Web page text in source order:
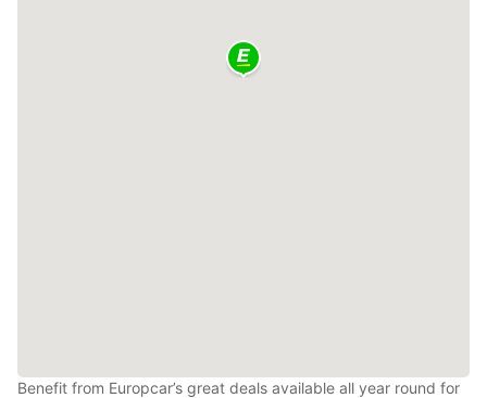
Benefit from Europcar’s great deals available all year round for